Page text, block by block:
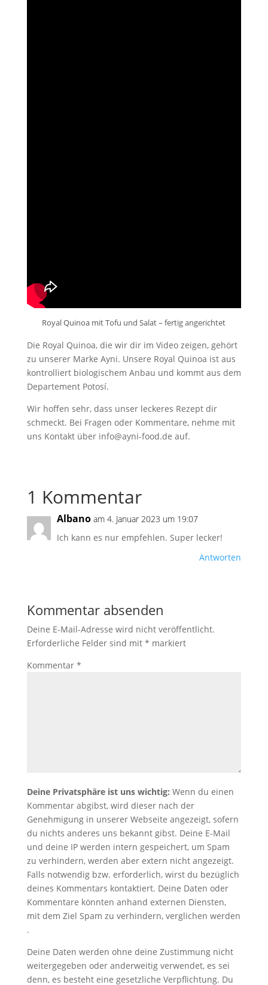
Royal Quinoa mit Tofu und Salat – fertig angerichtet
Die Royal Quinoa, die wir dir im Video zeigen, gehört
zu unserer Marke Ayni. Unsere Royal Quinoa ist aus
kontrolliert biologischem Anbau und kommt aus dem
Departement Potosí.
Wir hoffen sehr, dass unser leckeres Rezept dir
schmeckt. Bei Fragen oder Kommentare, nehme mit
uns Kontakt über info@ayni-food.de auf.
1 Kommentar
Albano am 4. Januar 2023 um 19:07
Ich kann es nur empfehlen. Super lecker!
Antworten
Kommentar absenden
Deine E-Mail-Adresse wird nicht veröffentlicht.
Erforderliche Felder sind mit * markiert
Kommentar *
Deine Privatsphäre ist uns wichtig: Wenn du einen
Kommentar abgibst, wird dieser nach der
Genehmigung in unserer Webseite angezeigt, sofern
du nichts anderes uns bekannt gibst. Deine E-Mail
und deine IP werden intern gespeichert, um Spam
zu verhindern, werden aber extern nicht angezeigt.
Falls notwendig bzw. erforderlich, wirst du bezüglich
deines Kommentars kontaktiert. Deine Daten oder
Kommentare könnten anhand externen Diensten,
mit dem Ziel Spam zu verhindern, verglichen werden
.
Deine Daten werden ohne deine Zustimmung nicht
weitergegeben oder anderweitig verwendet, es sei
denn, es besteht eine gesetzliche Verpflichtung. Du